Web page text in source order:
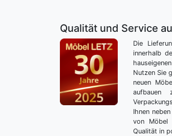
Qualität und Service
Die
innerhalb
Nutzen Sie
neuen
aufbauen
Ihnen
von
Qualität in